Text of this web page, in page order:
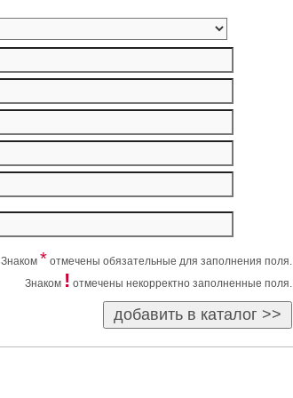
Знаком * отмечены обязательные для заполнения поля.
Знаком ! отмечены некорректно заполненные поля.